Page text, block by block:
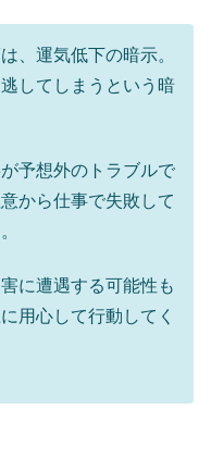
、運気低下の暗示。
してしまうという暗
予想外のトラブルで
から仕事で失敗して
に遭遇する可能性も
用心して行動してく